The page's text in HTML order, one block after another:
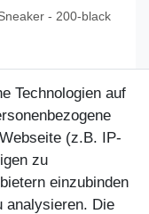
- 200-black
Technologien auf
(z.B. IP-
zu
einzubinden
analysieren. Die